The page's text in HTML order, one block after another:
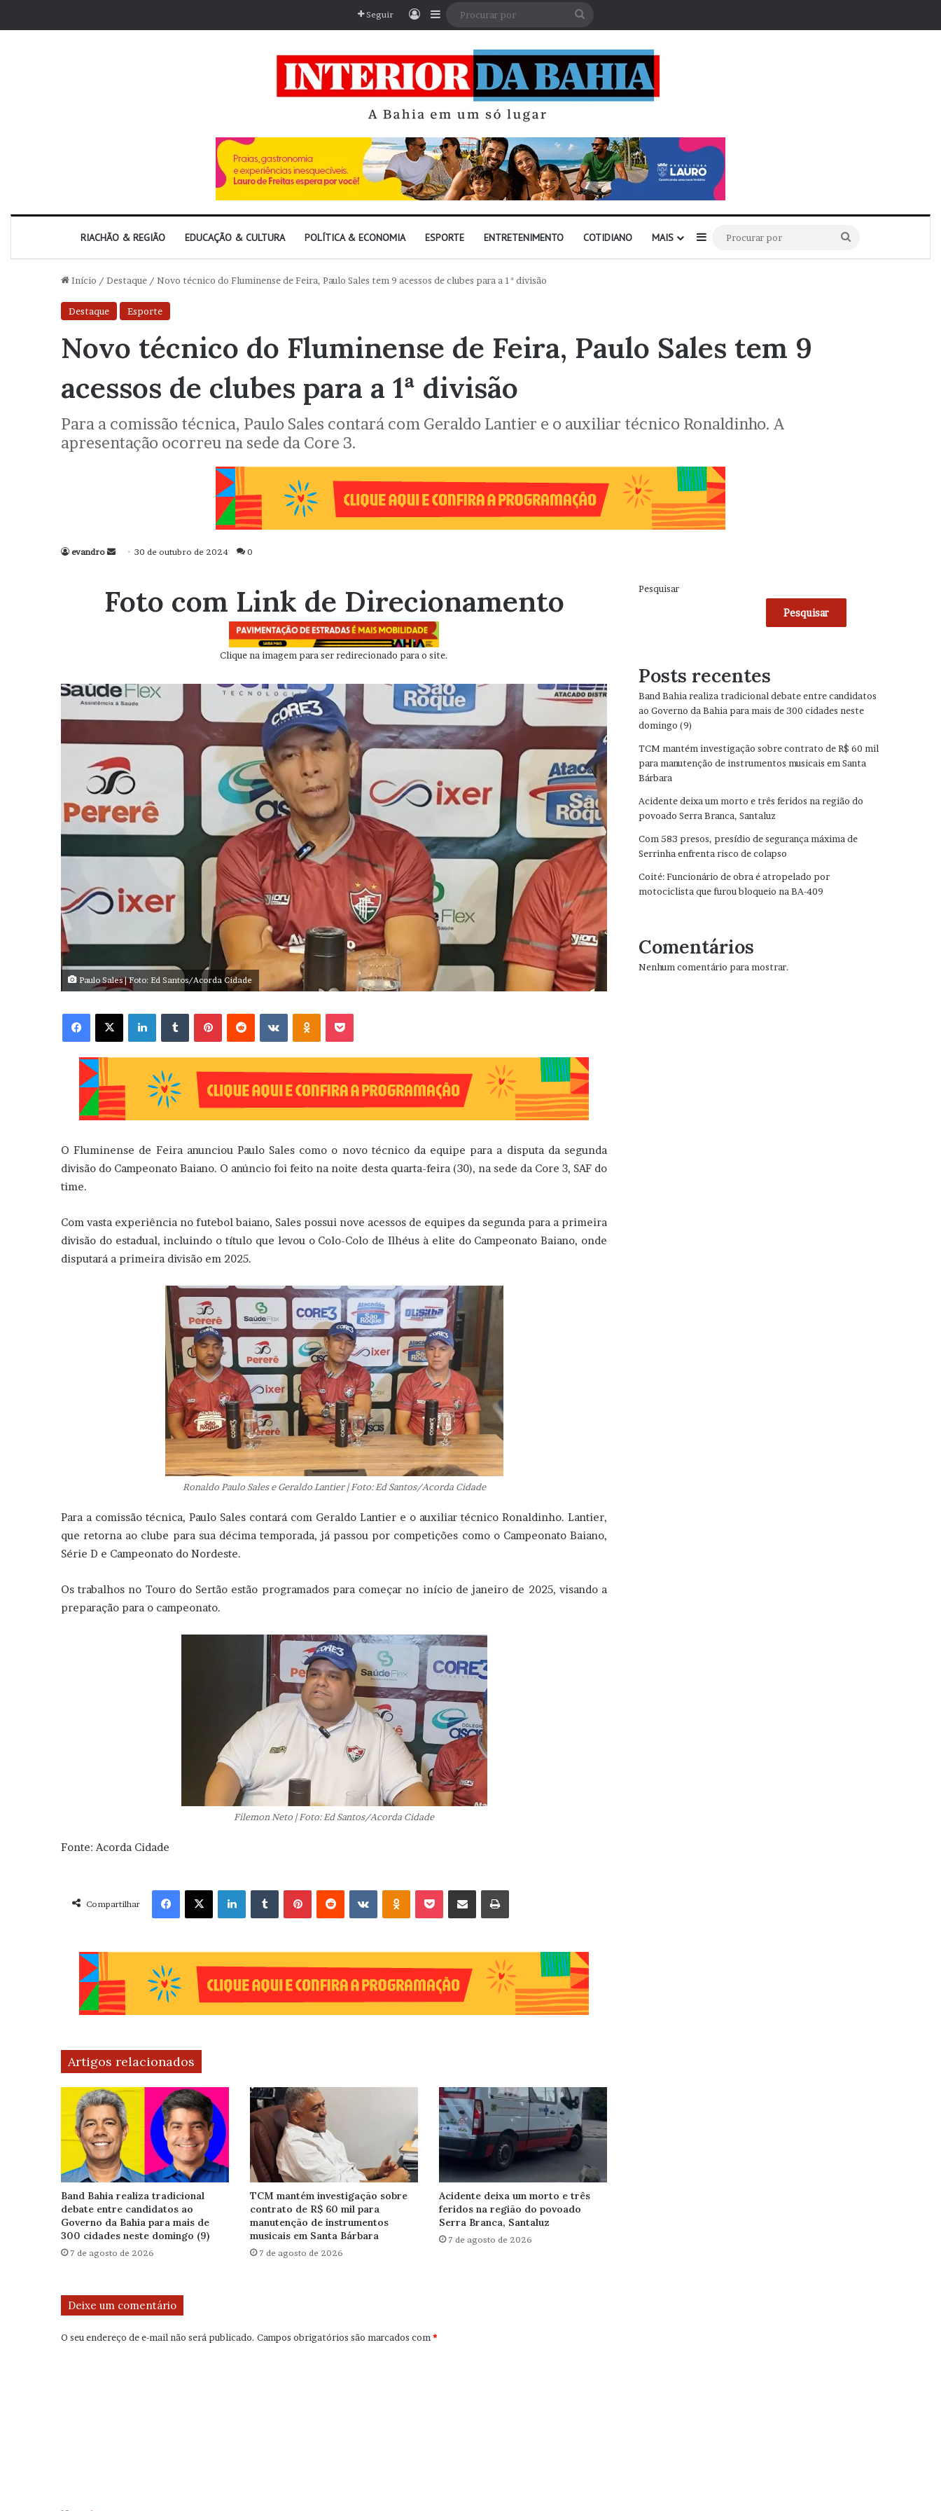
Seguir EntrarBarra Lateral
RIACHÃO & REGIÃO EDUCAÇÃO & CULTURA POLÍTICA & ECONOMIA ESPORTE ENTRETENIMENTO COTIDIANO MAIS Barra Lateral
por
Início / Destaque / Novo técnico do Fluminense de Feira, Paulo Sales tem 9 acessos de clubes para a 1ª divisão
Destaque Esporte
Novo técnico do Fluminense de Feira, Paulo Sales tem 9
acessos de clubes para a 1ª divisão
Para a comissão técnica, Paulo Sales contará com Geraldo Lantier e o auxiliar técnico Ronaldinho. A
apresentação ocorreu na sede da Core 3.
evandro
Mande
mail
30 de outubro de 2024 0
Foto com Link de Direcionamento
Clique na imagem para ser redirecionado para o site.
Paulo Sales | Foto: Ed Santos/Acorda Cidade
Facebook X Linkedin VK OK
O Fluminense de Feira anunciou Paulo Sales como o novo técnico da equipe para a disputa da segunda
divisão do Campeonato Baiano. O anúncio foi feito na noite desta quarta-feira (30), na sede da Core 3, SAF do
time.
Com vasta experiência no futebol baiano, Sales possui nove acessos de equipes da segunda para a primeira
divisão do estadual, incluindo o título que levou o Colo-Colo de Ilhéus à elite do Campeonato Baiano, onde
disputará a primeira divisão em 2025.
Ronaldo Paulo Sales e Geraldo Lantier | Foto: Ed Santos/Acorda Cidade
Para a comissão técnica, Paulo Sales contará com Geraldo Lantier e o auxiliar técnico Ronaldinho. Lantier,
que retorna ao clube para sua décima temporada, já passou por competições como o Campeonato Baiano,
Série D e Campeonato do Nordeste.
Os trabalhos no Touro do Sertão estão programados para começar no início de janeiro de 2025, visando a
preparação para o campeonato.
Filemon Neto | Foto: Ed Santos/Acorda Cidade
Fonte: Acorda Cidade
Compartilhar
Facebook X Linkedin VK OK
Artigos relacionados
Band Bahia realiza tradicional
debate entre candidatos ao
Governo da Bahia para mais de
300 cidades neste domingo (9)
7 de agosto de 2026
TCM mantém investigação sobre
contrato de R$ 60 mil para
manutenção de instrumentos
musicais em Santa Bárbara
7 de agosto de 2026
Acidente deixa um morto e três
feridos na região do povoado
Serra Branca, Santaluz
7 de agosto de 2026
Deixe um comentário
O seu endereço de e-mail não será publicado. Campos obrigatórios são marcados com *
Pesquisar
Pesquisar
Posts recentes
Band Bahia realiza tradicional debate entre candidatos
ao Governo da Bahia para mais de 300 cidades neste
domingo (9)
TCM mantém investigação sobre contrato de R$ 60 mil
para manutenção de instrumentos musicais em Santa
Bárbara
Acidente deixa um morto e três feridos na região do
povoado Serra Branca, Santaluz
Com 583 presos, presídio de segurança máxima de
Serrinha enfrenta risco de colapso
Coité: Funcionário de obra é atropelado por
motociclista que furou bloqueio na BA-409
Comentários
Nenhum comentário para mostrar.